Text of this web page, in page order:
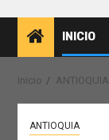
INICIO
Inicio ANTIOQUIA
ANTIOQUIA